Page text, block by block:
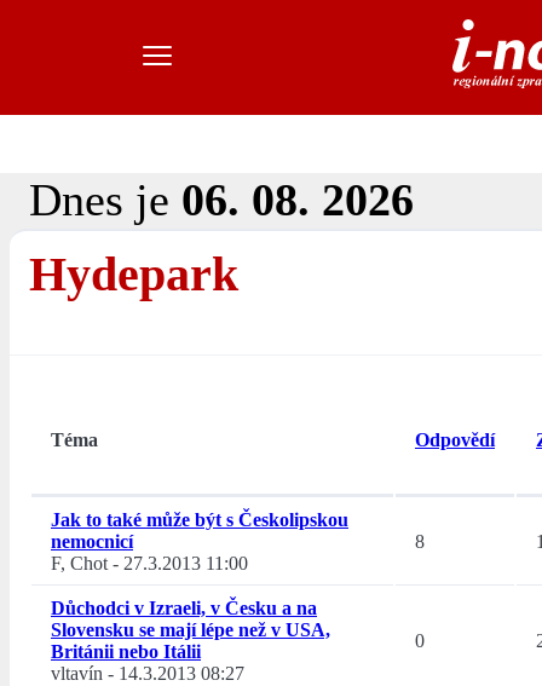
Dnes je 06. 08. 2026
Hydepark
Téma Odpovědí
Jak to také může být s Českolipskou
nemocnicí
F, Chot- 27.3.2013 11:00
8
Důchodci v Izraeli, v Česku a na
Slovensku se mají lépe než v USA,
Británii nebo Itálii
vltavín - 14.3.2013 08:27
0